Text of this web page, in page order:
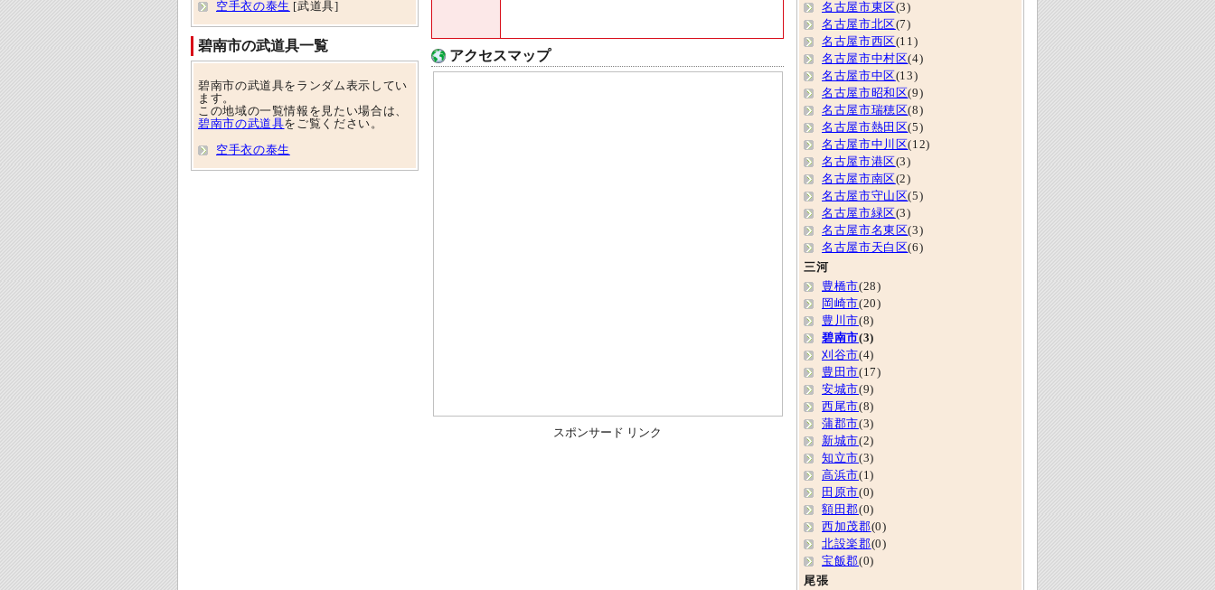
アクセスマップ
スポンサード リンク
空手衣の泰生 [武道具]
碧南市の武道具一覧
碧南市の武道具をランダム表示してい
ます。
この地域の一覧情報を見たい場合は、
碧南市の武道具をご覧ください。
空手衣の泰生
名古屋市東区 (3)
名古屋市北区 (7)
名古屋市西区 (11)
名古屋市中村区(4)
名古屋市中区 (13)
名古屋市昭和区(9)
名古屋市瑞穂区(8)
名古屋市熱田区(5)
名古屋市中川区(12)
名古屋市港区 (3)
名古屋市南区 (2)
名古屋市守山区(5)
名古屋市緑区 (3)
名古屋市名東区(3)
名古屋市天白区(6)
三河
豊橋市(28)
岡崎市(20)
豊川市(8)
碧南市(3)
刈谷市(4)
豊田市(17)
安城市(9)
西尾市(8)
蒲郡市(3)
新城市(2)
知立市(3)
高浜市(1)
田原市(0)
額田郡(0)
西加茂郡(0)
北設楽郡(0)
宝飯郡(0)
尾張